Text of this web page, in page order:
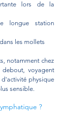
lors de la
longue station
les mollets
notamment chez
voyagent
physique
sensible.
?